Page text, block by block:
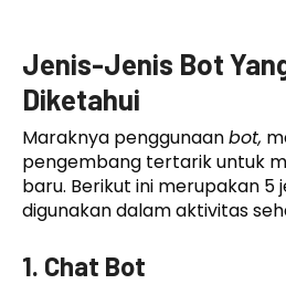
Jenis-Jenis Bot
Diketahui
Maraknya penggunaanbot,
pengembang tertarik untuk
baru. Berikut ini merupakan 5
digunakan dalam aktivitas
1. Chat Bot